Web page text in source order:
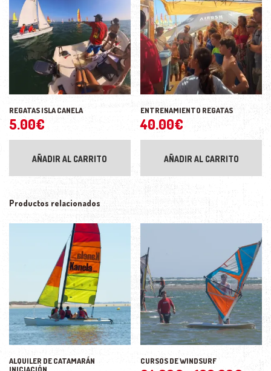
REGATAS ISLA CANELA
5.00€
AÑADIR AL CARRITO
ENTRENAMIENTO REGATAS
40.00€
AÑADIR AL CARRITO
Productos relacionados
ALQUILER DE CATAMARÁN
INICIACIÓN
CURSOS DE WINDSURF